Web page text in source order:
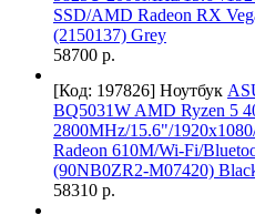
SSD/AMD Radeon RX
(2150137) Grey
58700 р.
[Код: 197826] Ноутбук
BQ5031W AMD Ryzen 5
2800MHz/15.6"/
Radeon 610M/Wi-Fi/
(90NB0ZR2-M07420)
58310 р.